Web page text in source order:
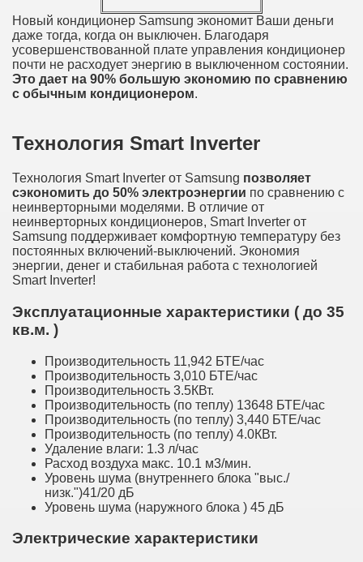
Новый кондиционер Samsung экономит Ваши деньги
даже тогда, когда он выключен. Благодаря
усовершенствованной плате управления кондиционер
почти не расходует энергию в выключенном состоянии.
Это дает на 90% большую экономию по сравнению
с обычным кондиционером.
Технология Smart Inverter
Технология Smart Inverter от Samsung позволяет
сэкономить до 50% электроэнергии по сравнению с
неинверторными моделями. В отличие от
неинверторных кондиционеров, Smart Inverter от
Samsung поддерживает комфортную температуру без
постоянных включений-выключений. Экономия
энергии, денег и стабильная работа с технологией
Smart Inverter!
Эксплуатационные характеристики ( до 35
кв.м. )
Производительность 11,942 БТЕ/час
Производительность 3,010 БТЕ/час
Производительность 3.5КВт.
Производительность (по теплу) 13648 БТЕ/час
Производительность (по теплу) 3,440 БТЕ/час
Производительность (по теплу) 4.0КВт.
Удаление влаги: 1.3 л/час
Расход воздуха макс. 10.1 м3/мин.
Уровень шума (внутреннего блока "выс./
низк.")41/20 дБ
Уровень шума (наружного блока ) 45 дБ
Электрические характеристики